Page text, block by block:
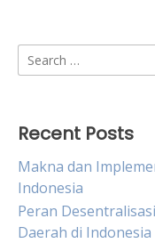
Search
for:
Recent Posts
Makna dan
Indonesia
Peran
Daerah di Indonesia